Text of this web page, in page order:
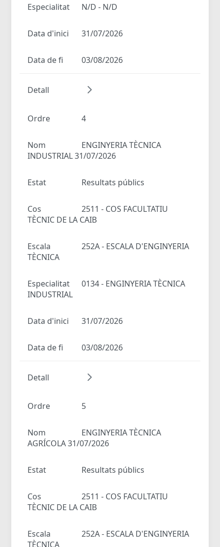
Especialitat N/D - N/D
Data d'inici 31/07/2026
Data de fi 03/08/2026
Detall
Ordre 4
Nom
ENGINYERIA TÈCNICA
INDUSTRIAL 31/07/2026
Estat Resultats públics
Cos
2511 - COS FACULTATIU
TÈCNIC DE LA CAIB
Escala
252A - ESCALA D'ENGINYERIA
TÈCNICA
Especialitat
0134 - ENGINYERIA TÈCNICA
INDUSTRIAL
Data d'inici 31/07/2026
Data de fi 03/08/2026
Detall
Ordre 5
Nom
ENGINYERIA TÈCNICA
AGRÍCOLA 31/07/2026
Estat Resultats públics
Cos
2511 - COS FACULTATIU
TÈCNIC DE LA CAIB
Escala
252A - ESCALA D'ENGINYERIA
TÈCNICA